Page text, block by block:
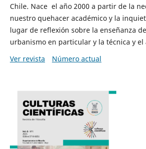
Chile. Nace el año 2000 a partir de la
nuestro quehacer académico y la
lugar de reflexión sobre la enseñanza
urbanismo en particular y la técnica y
Ver revista
Número actual